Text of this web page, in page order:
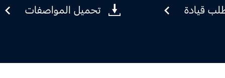
قيادة تحميل المواصفات